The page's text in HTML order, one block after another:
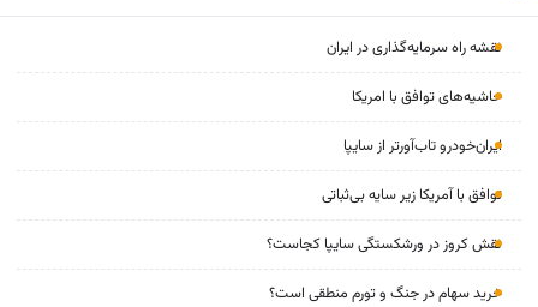
نقشه راه سرمایه‌گذاری در ایران
حاشیه‌های توافق با امریکا
ایران‌خودرو تاب‌آورتر از سایپا
توافق با آمریکا زیر سایه بی‌ثباتی
نقش کروز در ورشکستگی سایپا کجاست؟
خرید سهام در جنگ و تورم منطقی است؟